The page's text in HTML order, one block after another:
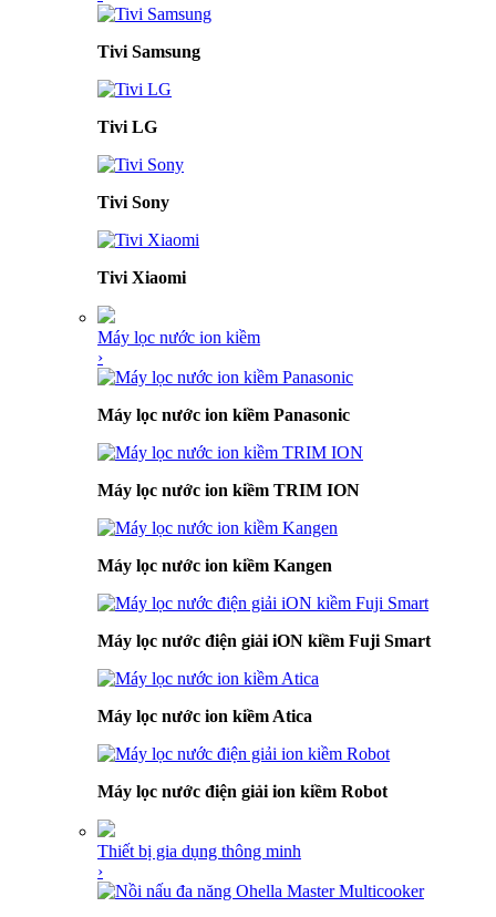
Tivi Samsung
Tivi LG
Tivi Sony
Tivi Xiaomi
Máy lọc nước ion kiềm
›
Máy lọc nước ion kiềm Panasonic
Máy lọc nước ion kiềm TRIM ION
Máy lọc nước ion kiềm Kangen
Máy lọc nước điện giải iON kiềm Fuji Smart
Máy lọc nước ion kiềm Atica
Máy lọc nước điện giải ion kiềm Robot
Thiết bị gia dụng thông minh
›